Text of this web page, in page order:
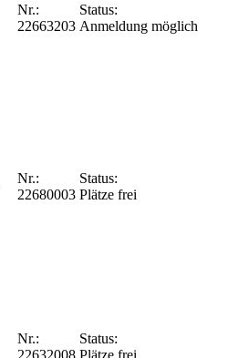
Nr.:
22663203
Status:
Anmeldung möglich
Nr.:
22680003
Status:
Plätze frei
Nr.:
22632008
Status:
Plätze frei